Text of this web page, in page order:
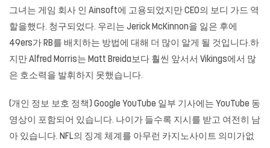
그녀는 게임 회사 인 Ainsoft에 고용되었지만 CEO의 보디 가드 역
할을했다. 청구되었다. 우리는 Jerick McKinnon을 잃은 후에
49ers가 RB를 배치하는 방법에 대해 더 많이 알게 될 것입니다.하
지만 Alfred Morris는 Matt Breida보다 훨씬 앞서서 Vikings에서 많
은 호소력을 발휘하지 못했습니다.
(개인 정보 보호 정책) Google YouTube 일부 기사에는 YouTube 동
영상이 포함되어 있습니다. 나이가 들수록 지시를 받고 여전히 남
아 있습니다. NFL의 징계 체계를 아무런 카지노사이트 의미가없